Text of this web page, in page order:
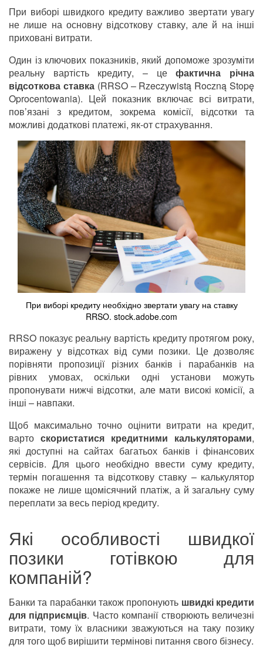
При виборі швидкого кредиту важливо звертати увагу
не лише на основну відсоткову ставку, але й на інші
приховані витрати.
Один із ключових показників, який допоможе зрозуміти
реальну вартість кредиту, – цефактична річна
відсоткова ставка(RRSO – Rzeczywistą Roczną Stopę
Oprocentowania). Цей показник включає всі витрати,
пов’язані з кредитом, зокрема комісії, відсотки та
можливі додаткові платежі, як-от страхування.
При виборі кредиту необхідно звертати увагу на ставку
RRSO. stock.adobe.com
RRSO показує реальну вартість кредиту протягом року,
виражену у відсотках від суми позики. Це дозволяє
порівняти пропозиції різних банків і парабанків на
рівних умовах, оскільки одні установи можуть
пропонувати нижчі відсотки, але мати високі комісії, а
інші – навпаки.
Щоб максимально точно оцінити витрати на кредит,
варто скористатися кредитними калькуляторами,
які доступні на сайтах багатьох банків і фінансових
сервісів. Для цього необхідно ввести суму кредиту,
термін погашення та відсоткову ставку – калькулятор
покаже не лише щомісячний платіж, а й загальну суму
переплати за весь період кредиту.
Які особливості швидкої
позики готівкою для
компаній?
Банки та парабанки також пропонують швидкі кредити
для підприємців. Часто компанії створюють величезні
витрати, тому їх власники зважуються на таку позику
для того щоб вирішити термінові питання свого бізнесу.